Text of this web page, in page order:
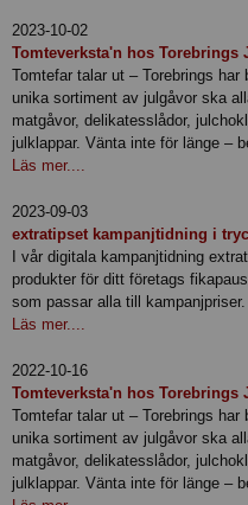
2023-10-02
Tomteverksta'n hos Torebrings
Tomtefar talar ut – Torebrings
unika sortiment av julgåvor ska
matgåvor, delikatesslådor,
julklappar. Vänta inte för länge –
Läs mer....
2023-09-03
extratipset kampanjtidning i
I vår digitala kampanjtidning
produkter för ditt företags
som passar alla till kampanjpriser.
Läs mer....
2022-10-16
Tomteverksta'n hos Torebrings
Tomtefar talar ut – Torebrings
unika sortiment av julgåvor ska
matgåvor, delikatesslådor,
julklappar. Vänta inte för länge –